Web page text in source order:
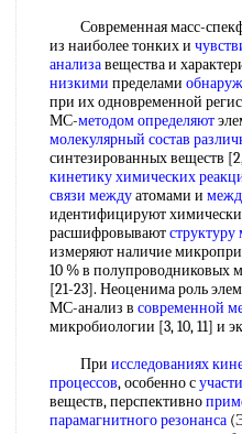
Современная масс-
из наиболее тонких и
анализавещества и
низкими пределами
при их одновременной
МС-методом определяют
молекулярный состав
синтезированных веществ
кинетику химических
связи междуатомами и
идентифицируют
расшифровываютструктуру
измеряют наличие
10 % в полупроводниковых
[21-23]. Неоценима роль
МС-анализ в современной
микробиологии [3, 10, 11] и
При исследованиях
процессов, особенно с
веществ, перспективно
парамагнитного резонанса